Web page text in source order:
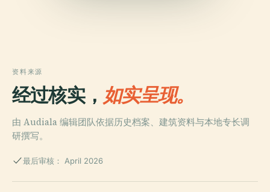
资料来源
经过核实， 如实呈现。
由 Audiala 编辑团队依据历史档案、建筑资料与本地专长调
研撰写。
最后审核： April 2026